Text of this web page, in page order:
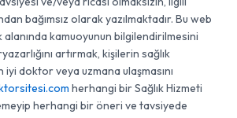
bağımsız olarak yazılmaktadır. Bu web
alanında kamuoyunun bilgilendirilmesini
artırmak, kişilerin sağlık
iyi doktor veya uzmana ulaşmasını
herhangi bir Sağlık Hizmeti
herhangi bir öneri ve tavsiyede